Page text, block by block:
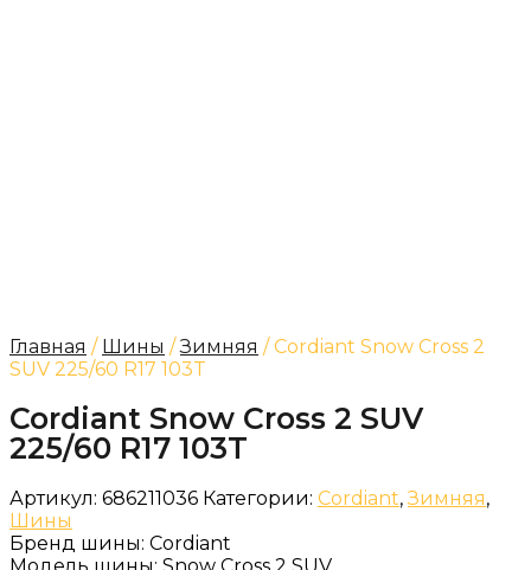
Главная / Шины /Зимняя / Cordiant Snow Cross 2
SUV 225/60 R17 103T
Cordiant Snow Cross 2 SUV
225/60 R17 103T
Артикул: 686211036 Категории: Cordiant,Зимняя,
Шины
Бренд шины: Cordiant